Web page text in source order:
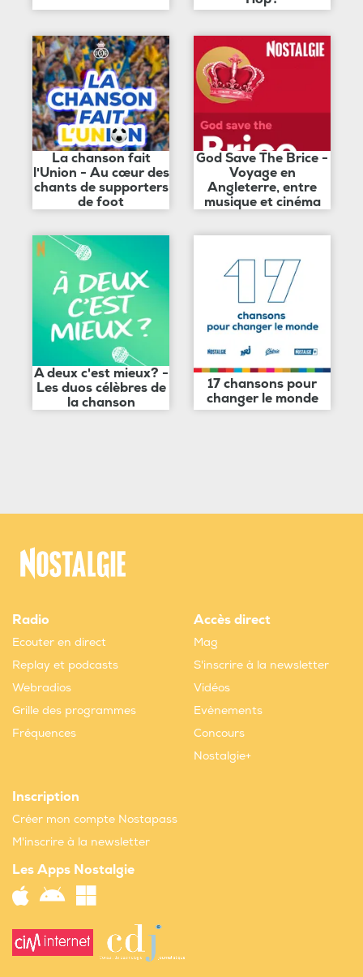
La chanson fait
l'Union - Au cœur des
chants de supporters
de foot
God Save The Brice -
Voyage en
Angleterre, entre
musique et cinéma
A deux c'est mieux? -
Les duos célèbres de
la chanson
17 chansons pour
changer le monde
Radio
Ecouter en direct
Replay et podcasts
Webradios
Grille des programmes
Fréquences
Accès direct
Mag
S'inscrire à la newsletter
Vidéos
Evènements
Concours
Nostalgie+
Inscription
Créer mon compte Nostapass
M'inscrire à la newsletter
Les Apps Nostalgie